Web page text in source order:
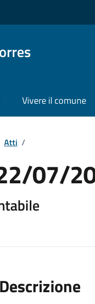
Vivere il comune
Atti /
07/
Descrizione